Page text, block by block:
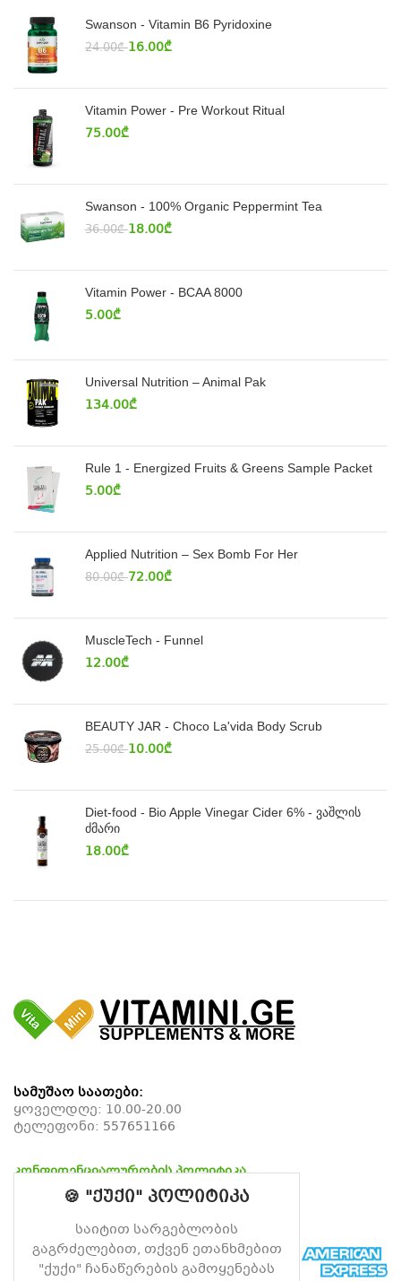
Swanson - Vitamin B6 Pyridoxine
24.00₾ 16.00₾
Vitamin Power - Pre Workout Ritual
75.00₾
Swanson - 100% Organic Peppermint Tea
36.00₾ 18.00₾
Vitamin Power - BCAA 8000
5.00₾
Universal Nutrition – Animal Pak
134.00₾
Rule 1 - Energized Fruits & Greens Sample Packet
5.00₾
Applied Nutrition – Sex Bomb For Her
80.00₾ 72.00₾
MuscleTech - Funnel
12.00₾
BEAUTY JAR - Choco La'vida Body Scrub
25.00₾ 10.00₾
Diet-food - Bio Apple Vinegar Cider 6% - ვაშლის
ძმარი
18.00₾
სამუშაო საათები:
ყოველდღე: 10.00-20.00
ტელეფონი: 557651166
კონფიდენციალურობის პოლიტიკა
დაბრუნების პოლიტიკა
მიწოდების პოლიტიკა
🍪 "ქუქი" პოლიტიკა
საიტით სარგებლობის
გაგრძელებით, თქვენ ეთანხმებით
"ქუქი" ჩანაწერების გამოყენებას